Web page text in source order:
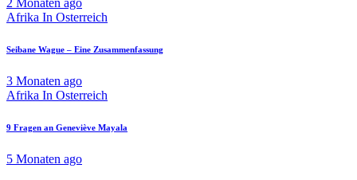
2 Monaten ago
Afrika In Osterreich
Seibane Wague – Eine Zusammenfassung
3 Monaten ago
Afrika In Osterreich
9 Fragen an Geneviève Mayala
5 Monaten ago